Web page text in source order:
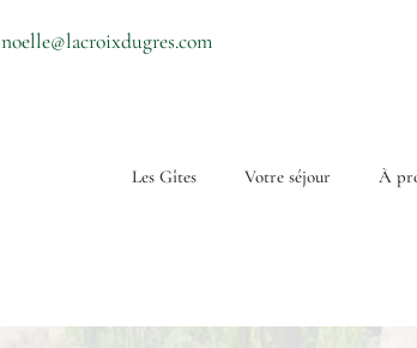
noelle@lacroixdugres.com
Les Gîtes Votre séjour À